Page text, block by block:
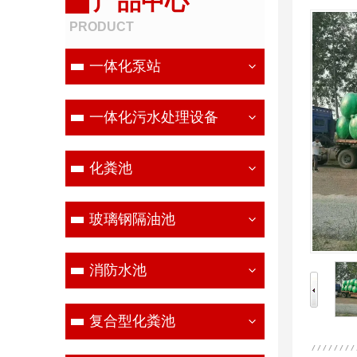
PRODUCT
一体化泵站
一体化污水处理设备
化粪池
玻璃钢隔油池
消防水池
复合型化粪池